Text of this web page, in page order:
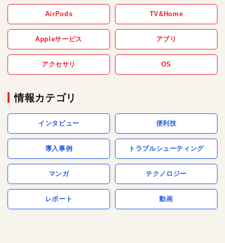
AirPods TV&Home
Appleサービス アプリ
アクセサリ OS
情報カテゴリ
インタビュー 便利技
導入事例 トラブルシューティング
マンガ テクノロジー
レポート 動画